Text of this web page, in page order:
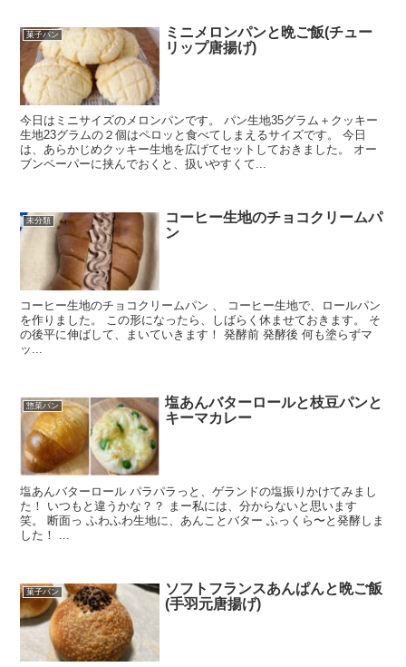
菓子パン
ミニメロンパンと晩ご飯(チュー
リップ唐揚げ)
今日はミニサイズのメロンパンです。 パン生地35グラム＋クッキー
生地23グラムの２個はペロッと食べてしまえるサイズです。 今日
は、あらかじめクッキー生地を広げてセットしておきました。 オー
ブンペーパーに挟んでおくと、扱いやすくて...
未分類
コーヒー生地のチョコクリームパ
ン
コーヒー生地のチョコクリームパン 、 コーヒー生地で、ロールパン
を作りました。 この形になったら、しばらく休ませておきます。 そ
の後平に伸ばして、まいていきます！ 発酵前 発酵後 何も塗らずマ
ッ...
惣菜パン
塩あんバターロールと枝豆パンと
キーマカレー
塩あんバターロール パラパラっと、ゲランドの塩振りかけてみまし
た！ いつもと違うかな？？ まー私には、分からないと思います
笑。 断面っ ふわふわ生地に、あんことバター ふっくら〜と発酵しま
した！ ...
菓子パン
ソフトフランスあんぱんと晩ご飯
(手羽元唐揚げ)